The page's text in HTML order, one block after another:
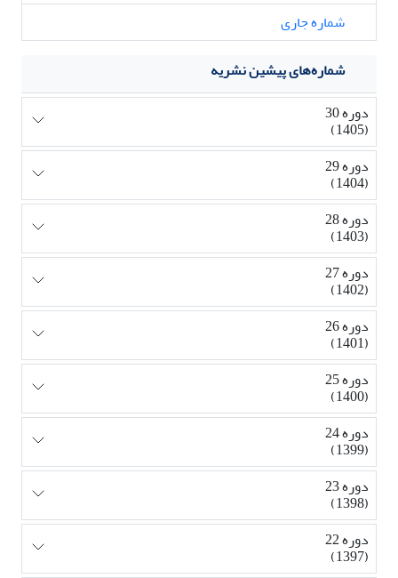
شماره جاری
شماره‌های پیشین نشریه
دوره 30
(1405)
دوره 29
(1404)
دوره 28
(1403)
دوره 27
(1402)
دوره 26
(1401)
دوره 25
(1400)
دوره 24
(1399)
دوره 23
(1398)
دوره 22
(1397)